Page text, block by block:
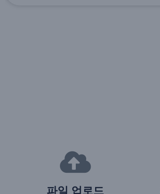
파일 업로드